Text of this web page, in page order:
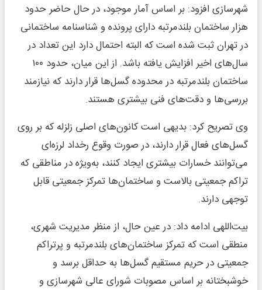
شهرسازی افزود: بر اساس آمار موجود، در حال حاضر حدود
هزار ساختمان بلندمرتبه دارای پرونده و شناسنامه ساختمانی
در تهران ثبت شده است که البته احتمال دارد این تعداد در
سال‌های اخیر افزایش یافته باشد. از این میان، حدود ۱۰۰
ساختمان بلندمرتبه در محدوده گسل‌ها قرار دارند که نیازمند
بررسی‌ها و دقت‌های فنی بیشتری هستند.
وی تصریح کرد: بدیهی است کانون‌های اصلی زلزله که بر روی
گسل‌های فعال قرار دارند، در صورت وقوع رخداد لرزه‌ای
می‌توانند خسارات بیشتری ایجاد کنند، به‌ویژه در مناطقی که
تراکم جمعیتی بالاست و ساختمان‌ها تمرکز جمعیتی قابل
توجهی دارند.
بیت‌اللهی ادامه داد: در عین حال، از منظر مدیریت شهری،
منطقی است که تمرکز ساختمان‌های بلندمرتبه و پرتراکم
جمعیتی در حریم مستقیم گسل‌ها به حداقل برسد و
خوشبختانه بر اساس مصوبات شورای عالی شهرسازی و